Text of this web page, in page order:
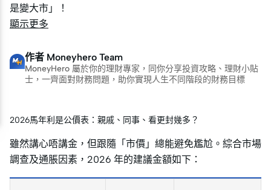
是變大市」！
是變大市」！
顯示更多
作者 Moneyhero Team
MoneyHero 屬於你的理財專家，同你分享投資攻略、理財小貼
士，一齊面對財務問題，助你實現人生不同階段的財務目標
2026馬年利是公價表：親戚、同事、看更封幾多？
雖然講心唔講金，但跟隨「市價」總能避免尷尬。綜合市場
調查及通脹因素，2026 年的建議金額如下：